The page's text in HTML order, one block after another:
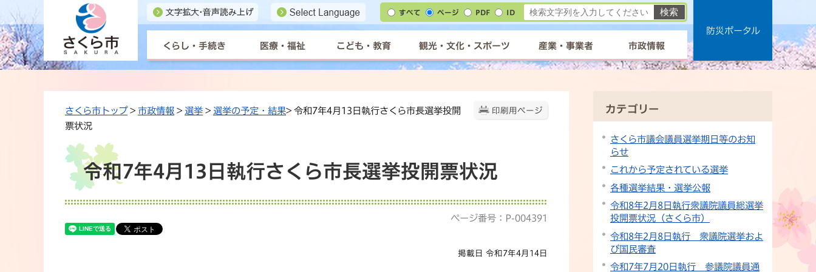
すべて ページ PDF ID
くらし・手続き 医療・福祉 こども・教育 観光・文化・スポーツ 産業・事業者 市政情報
防災ポータル
印刷用ページ
さくら市トップ> 市政情報 > 選挙 > 選挙の予定・結果> 令和7年4月13日執行さくら市長選挙投開
票状況
令和7年4月13日執行さくら市長選挙投開票状況
ページ番号：P-004391
掲載日 令和7年4月14日
カテゴリー
さくら市議会議員選挙期日等のお知
らせ
これから予定されている選挙
各種選挙結果・選挙公報
令和8年2月8日執行衆議院議員総選挙
投開票状況（さくら市）
令和8年2月8日執行 衆議院選挙およ
び国民審査
令和7年7月20日執行 参議院議員通